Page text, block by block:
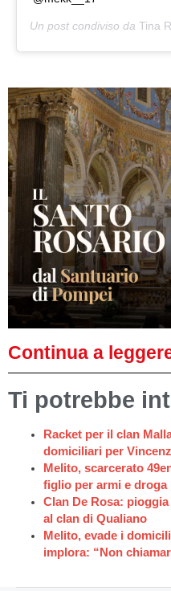
Un post condiviso da Tina
Continua a
Ti potrebbe
Racket per il clan
domiciliari per
Melito, scarcerato
figlio per armi e droga
Clan De Rosa:
al clan di Qualiano
Melito, evade i
implora: “Non